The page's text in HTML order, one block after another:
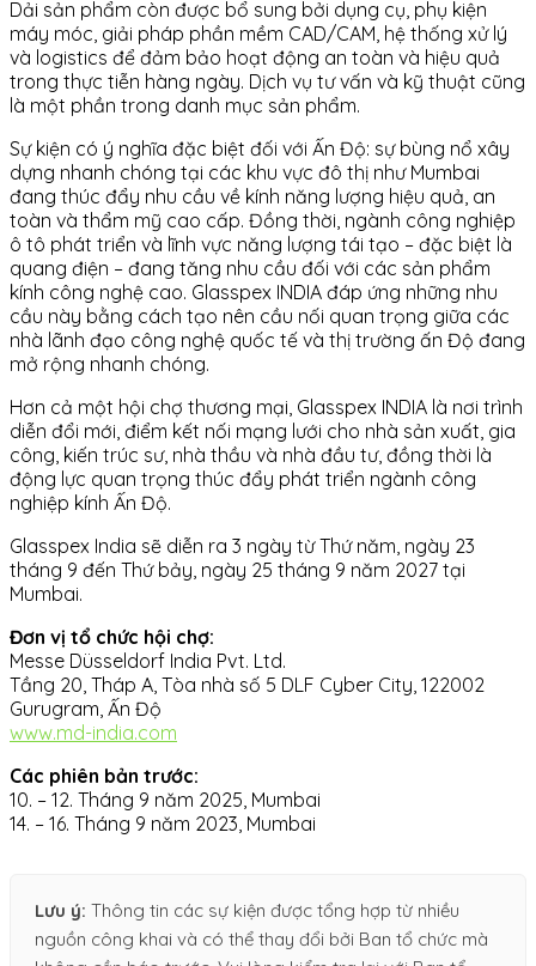
Dải sản phẩm còn được bổ sung bởi dụng cụ, phụ kiện
máy móc, giải pháp phần mềm CAD/CAM, hệ thống xử lý
và logistics để đảm bảo hoạt động an toàn và hiệu quả
trong thực tiễn hàng ngày. Dịch vụ tư vấn và kỹ thuật cũng
là một phần trong danh mục sản phẩm.
Sự kiện có ý nghĩa đặc biệt đối với Ấn Độ: sự bùng nổ xây
dựng nhanh chóng tại các khu vực đô thị như Mumbai
đang thúc đẩy nhu cầu về kính năng lượng hiệu quả, an
toàn và thẩm mỹ cao cấp. Đồng thời, ngành công nghiệp
ô tô phát triển và lĩnh vực năng lượng tái tạo – đặc biệt là
quang điện – đang tăng nhu cầu đối với các sản phẩm
kính công nghệ cao. Glasspex INDIA đáp ứng những nhu
cầu này bằng cách tạo nên cầu nối quan trọng giữa các
nhà lãnh đạo công nghệ quốc tế và thị trường ấn Độ đang
mở rộng nhanh chóng.
Hơn cả một hội chợ thương mại, Glasspex INDIA là nơi trình
diễn đổi mới, điểm kết nối mạng lưới cho nhà sản xuất, gia
công, kiến trúc sư, nhà thầu và nhà đầu tư, đồng thời là
động lực quan trọng thúc đẩy phát triển ngành công
nghiệp kính Ấn Độ.
Glasspex India sẽ diễn ra 3 ngày từ Thứ năm, ngày 23
tháng 9 đến Thứ bảy, ngày 25 tháng 9 năm 2027 tại
Mumbai.
Đơn vị tổ chức hội chợ:
Messe Düsseldorf India Pvt. Ltd.
Tầng 20, Tháp A, Tòa nhà số 5 DLF Cyber City, 122002
Gurugram, Ấn Độ
www.md-india.com
Các phiên bản trước:
10. – 12. Tháng 9 năm 2025, Mumbai
14. – 16. Tháng 9 năm 2023, Mumbai
Lưu ý: Thông tin các sự kiện được tổng hợp từ nhiều
nguồn công khai và có thể thay đổi bởi Ban tổ chức mà